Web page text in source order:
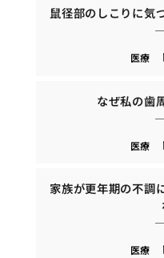
鼠径部のしこりに気
医療
なぜ私の歯
医療
家族が更年期の不調
医療